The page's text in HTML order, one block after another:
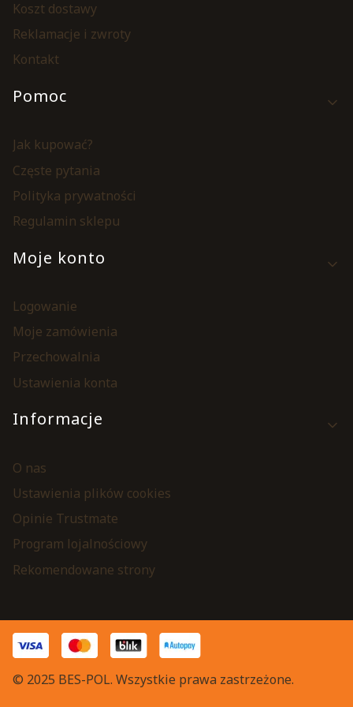
Koszt dostawy
Reklamacje i zwroty
Kontakt
Pomoc
Jak kupować?
Częste pytania
Polityka prywatności
Regulamin sklepu
Moje konto
Logowanie
Moje zamówienia
Przechowalnia
Ustawienia konta
Informacje
O nas
Ustawienia plików cookies
Opinie Trustmate
Program lojalnościowy
Rekomendowane strony
© 2025 BES-POL. Wszystkie prawa zastrzeżone.